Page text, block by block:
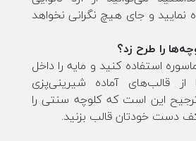
نمایید و جای هیچ نگرانی نخواهد
را طرح زد؟
استفاده کنید و مایه را داخل
از قالب‌های آماده شیرینی‌پزی
ترجیح این است که کلوچه سنتی را
دست خودتان قالب بزنید.